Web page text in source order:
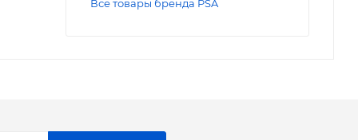
Все товары бренда PSA